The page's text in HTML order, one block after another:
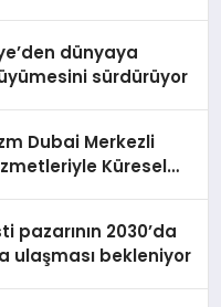
dünyaya
sürdürüyor
Dubai Merkezli
Küresel
pazarının 2030’da
ulaşması bekleniyor